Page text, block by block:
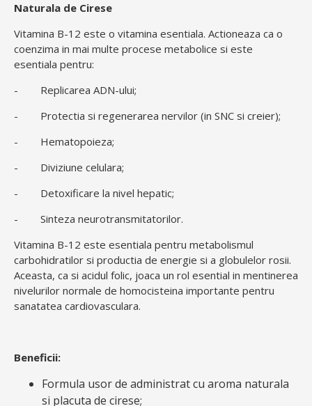
Naturala de Cirese
Vitamina B-12 este o vitamina esentiala. Actioneaza ca o
coenzima in mai multe procese metabolice si este
esentiala pentru:
- Replicarea ADN-ului;
- Protectia si regenerarea nervilor (in SNC si creier);
- Hematopoieza;
- Diviziune celulara;
- Detoxificare la nivel hepatic;
- Sinteza neurotransmitatorilor.
Vitamina B-12 este esentiala pentru metabolismul
carbohidratilor si productia de energie si a globulelor rosii.
Aceasta, ca si acidul folic, joaca un rol esential in mentinerea
nivelurilor normale de homocisteina importante pentru
sanatatea cardiovasculara.
Beneficii:
Formula usor de administrat cu aroma naturala
si placuta de cirese;